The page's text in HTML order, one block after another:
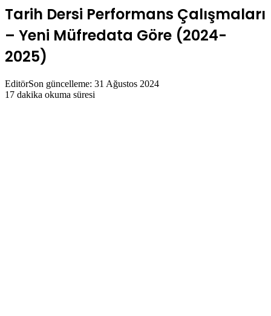
Tarih Dersi Performans Çalışmaları
– Yeni Müfredata Göre (2024-
2025)
EditörSon güncelleme: 31 Ağustos 2024
17 dakika okuma süresi